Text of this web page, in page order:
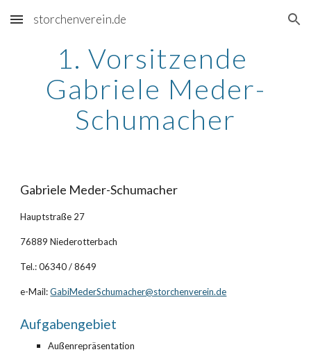
Skip to main content Skip to navigation
storchenverein.de
1. Vorsitzende
Gabriele Meder-
Schumacher
Gabriele Meder-Schumacher
Hauptstraße 27
76889 Niederotterbach
Tel.: 06340 / 8649
e-Mail: GabiMederSchumacher@storchenverein.de
Aufgabengebiet
Außenrepräsentation